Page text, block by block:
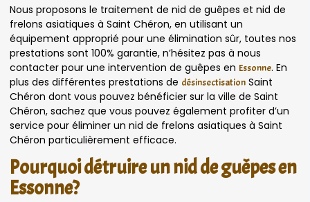
Nous proposons le traitement de nid de guêpes et nid de
frelons asiatiques à Saint Chéron, en utilisant un
équipement approprié pour une élimination sûr, toutes nos
prestations sont 100% garantie, n’hésitez pas à nous
contacter pour une intervention de guêpes en Essonne. En
plus des différentes prestations de désinsectisation Saint
Chéron dont vous pouvez bénéficier sur la ville de Saint
Chéron, sachez que vous pouvez également profiter d’un
service pour éliminer un nid de frelons asiatiques à Saint
Chéron particulièrement efficace.
Pourquoi détruire un nid de guêpes en
Essonne?